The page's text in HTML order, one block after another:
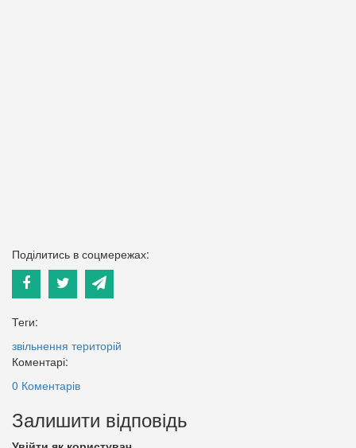
Поділитись в соцмережах:
Теги:
звільнення територій
Коментарі:
0 Коментарів
Залишити відповідь